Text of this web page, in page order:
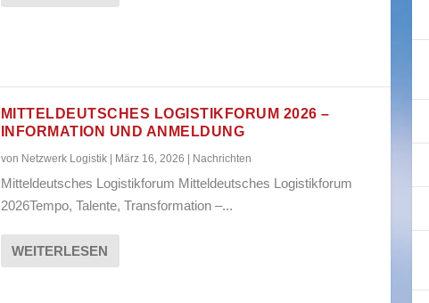
MITTELDEUTSCHES LOGISTIKFORUM 2026 –
INFORMATION UND ANMELDUNG
von Netzwerk Logistik| März 16, 2026 | Nachrichten
Mitteldeutsches Logistikforum Mitteldeutsches Logistikforum
2026Tempo, Talente, Transformation –...
WEITERLESEN